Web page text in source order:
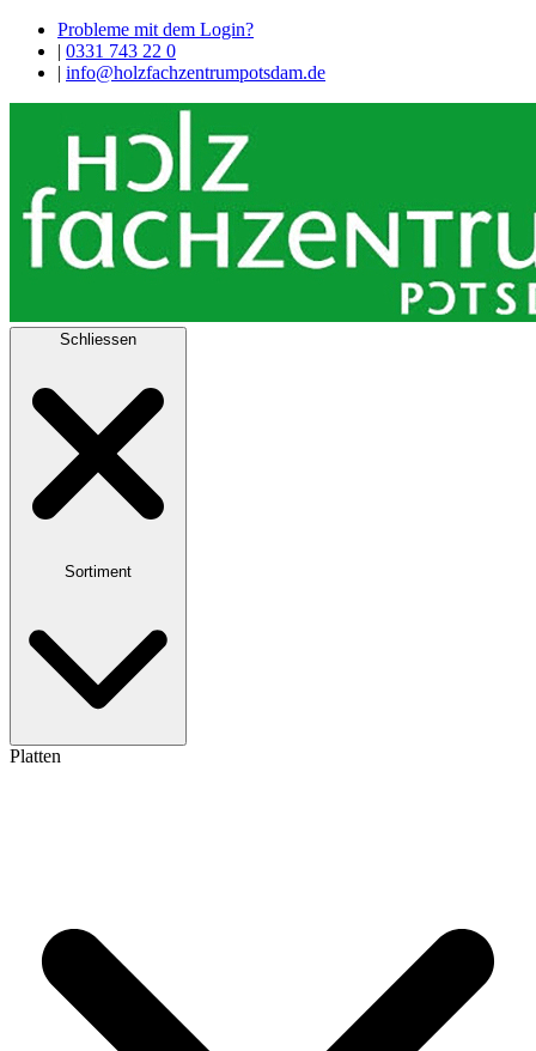
Probleme mit dem Login?
| 0331 743 22 0
| info@holzfachzentrumpotsdam.de
Schliessen
Sortiment
Platten